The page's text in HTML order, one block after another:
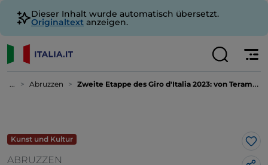
Dieser Inhalt wurde automatisch übersetzt.
Originaltext anzeigen.
... Abruzzen Zweite Etappe des Giro d'Italia 2023: von Teramo nach San Salvo über Pescara
Kunst und Kultur
ABRUZZEN